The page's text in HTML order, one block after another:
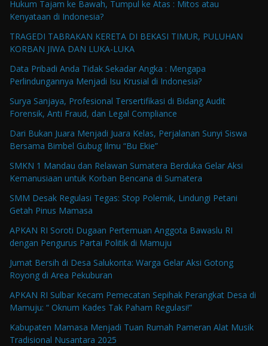
Hukum Tajam ke Bawah, Tumpul ke Atas : Mitos atau
Kenyataan di Indonesia?
TRAGEDI TABRAKAN KERETA DI BEKASI TIMUR, PULUHAN
KORBAN JIWA DAN LUKA-LUKA
Data Pribadi Anda Tidak Sekadar Angka : Mengapa
Perlindungannya Menjadi Isu Krusial di Indonesia?
Surya Sanjaya, Profesional Tersertifikasi di Bidang Audit
Forensik, Anti Fraud, dan Legal Compliance
Dari Bukan Juara Menjadi Juara Kelas, Perjalanan Sunyi Siswa
Bersama Bimbel Gubug Ilmu “Bu Ekie”
SMKN 1 Mandau dan Relawan Sumatera Berduka Gelar Aksi
Kemanusiaan untuk Korban Bencana di Sumatera
SMM Desak Regulasi Tegas: Stop Polemik, Lindungi Petani
Getah Pinus Mamasa
APKAN RI Soroti Dugaan Pertemuan Anggota Bawaslu RI
dengan Pengurus Partai Politik di Mamuju
Jumat Bersih di Desa Salukonta: Warga Gelar Aksi Gotong
Royong di Area Pekuburan
APKAN RI Sulbar Kecam Pemecatan Sepihak Perangkat Desa di
Mamuju: “ Oknum Kades Tak Paham Regulasi!”
Kabupaten Mamasa Menjadi Tuan Rumah Pameran Alat Musik
Tradisional Nusantara 2025